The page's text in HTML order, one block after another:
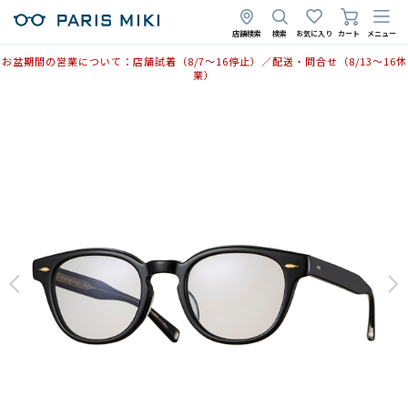
店舗検索 検索 お気に入り カート メニュー
お盆期間の営業について：店舗試着（8/7〜16停止）／配送・問合せ（8/13〜16休
業）